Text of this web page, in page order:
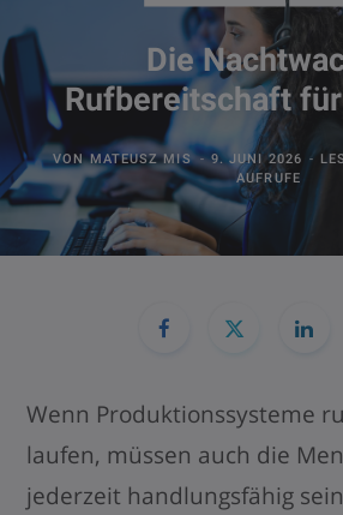
Die
Rufbereitschaft
VONMATEUSZ MIS 9. JUNI 2026
AUFRUFE
Wenn Produktionssysteme
laufen, müssen auch die
jederzeit handlungsfähig